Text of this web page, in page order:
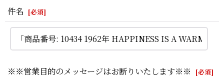
件名 [必須]
※※営業目的のメッセージはお断りいたします※※ [必須]